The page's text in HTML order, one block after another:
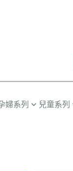
婦系列 兒童系列